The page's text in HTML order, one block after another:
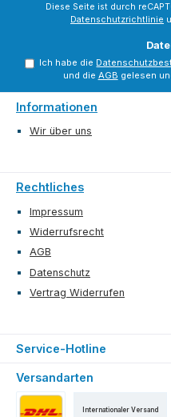
Diese Seite ist durch
Datenschutzrichtlinie
Ich habe die
und die AGB gelesen
Informationen
Wir über uns
Rechtliches
Impressum
Widerrufsrecht
AGB
Datenschutz
Vertrag Widerrufen
Service-Hotline
Versandarten
Internationaler Versand